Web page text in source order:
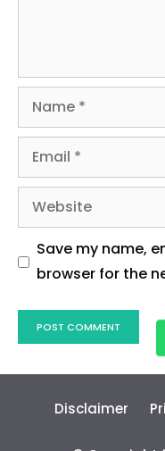
Name
Email
Website
Save my name,
browser for the
Disclaimer